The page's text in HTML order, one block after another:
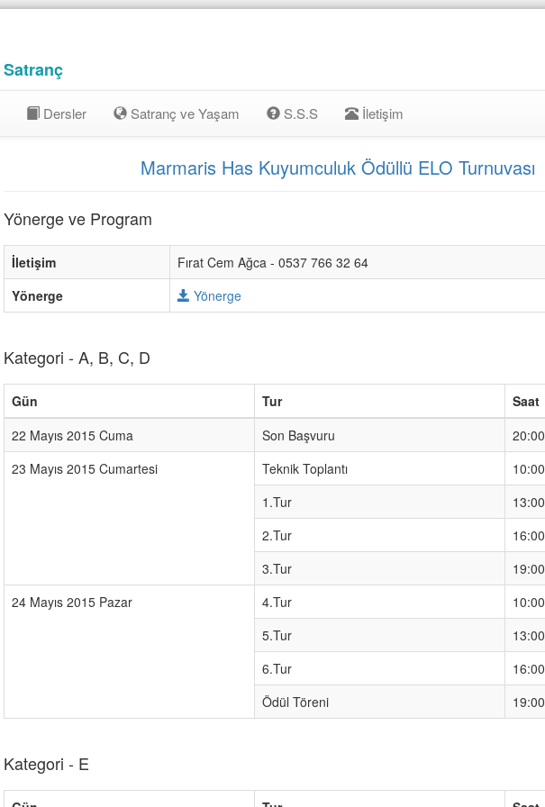
Satranç
Dersler Satranç ve Yaşam S.S.S İletişim
Marmaris Has Kuyumculuk Ödüllü ELO Turnuvası
Yönerge ve Program
İletişim
Fırat Cem Ağca - 0537 766 32 64
Yönerge
Yönerge
Kategori - A, B, C, D
Gün Tur
Saat
22 Mayıs 2015 Cuma
Son Başvuru
20:00
23 Mayıs 2015 Cumartesi
Teknik Toplantı
10:00
1.Tur
13:00
2.Tur
16:00
3.Tur
19:00
24 Mayıs 2015 Pazar
4.Tur
10:00
5.Tur
13:00
6.Tur
16:00
Ödül Töreni
19:00
Kategori - E